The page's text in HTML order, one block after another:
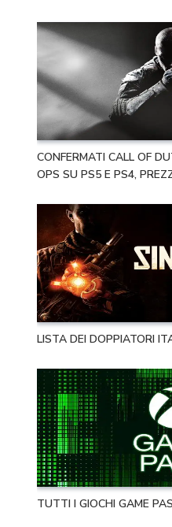
CONFERMATI CALL OF
OPS SU PS5 E PS4,
LISTA DEI DOPPIATORI
TUTTI I GIOCHI GAME